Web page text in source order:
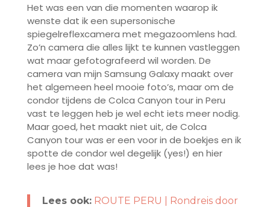
Het was een van die momenten waarop ik
wenste dat ik een supersonische
spiegelreflexcamera met megazoomlens had.
Zo’n camera die alles lijkt te kunnen vastleggen
wat maar gefotografeerd wil worden. De
camera van mijn Samsung Galaxy maakt over
het algemeen heel mooie foto’s, maar om de
condor tijdens de Colca Canyon tour in Peru
vast te leggen heb je wel echt iets meer nodig.
Maar goed, het maakt niet uit, de Colca
Canyon tour was er een voor in de boekjes en ik
spotte de condor wel degelijk (yes!) en hier
lees je hoe dat was!
Lees ook: ROUTE PERU | Rondreis door